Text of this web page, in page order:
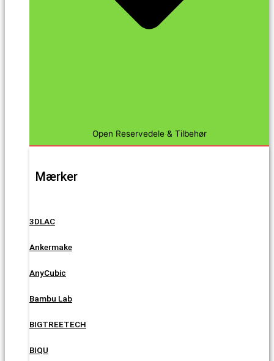
Open Reservedele & Tilbehør
Mærker
3DLAC
Ankermake
AnyCubic
Bambu Lab
BIGTREETECH
BIQU